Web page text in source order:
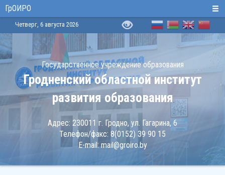
Четверг, 6 августа 2026
Государственное учреждение образования
Гродненский областной институт
развития образования
Адрес: 230011 г. Гродно, ул. Гагарина, 6
Телефон/факс: 8(0152) 39 90 15
E-mail:mail@groiro.by
ГрОИРО